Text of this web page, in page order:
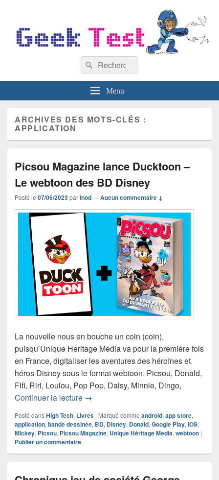
Recherche :
Rechercher
Menu
ARCHIVES DES MOTS-CLÉS :
APPLICATION
Picsou Magazine lance Ducktoon –
Le webtoon des BD Disney
Posté le 07/06/2023parInod—Aucun commentaire ↓
La nouvelle nous en bouche un coin (coin),
puisqu’Unique Heritage Media va pour la première fois
en France, digitaliser les aventures des héroïnes et
héros Disney sous le format webtoon. Picsou, Donald,
Fifi, Riri, Loulou, Pop Pop, Daisy, Minnie, Dingo,
Continuer la lecture Picsou Magazine lance Ducktoon –
→
Posté dansHigh Tech, Livres | Marqué comme android, app store,
application, bande dessinée, BD, Disney, Donald, Google Play, iOS,
Mickey, Picsou, Picsou Magazine, Unique Héritage Media, webtoon |
Publier un commentaire